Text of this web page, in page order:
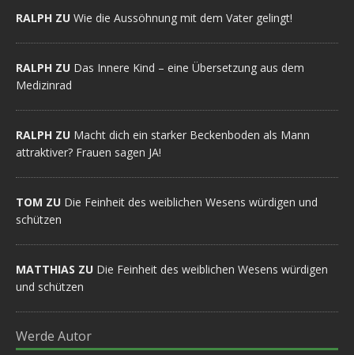
RALPH ZU Wie die Aussöhnung mit dem Vater gelingt!
RALPH ZU Das Innere Kind – eine Übersetzung aus dem
Medizinrad
RALPH ZU Macht dich ein starker Beckenboden als Mann
attraktiver? Frauen sagen JA!
TOM ZU Die Feinheit des weiblichen Wesens würdigen und
schützen
MATTHIAS ZU Die Feinheit des weiblichen Wesens würdigen
und schützen
Werde Autor